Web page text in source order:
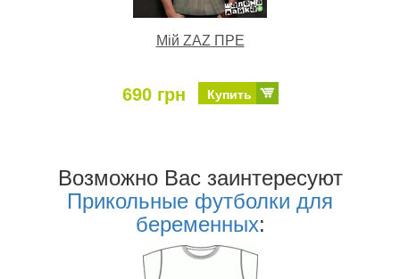
Мiй ZAZ ПРЕ
690 грн Купить
Возможно Ваc заинтересуют
Прикольные футболки для
беременных: